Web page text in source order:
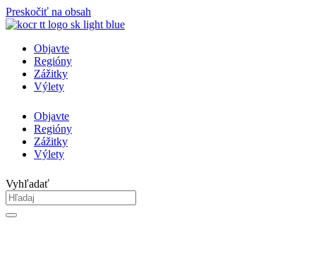
Preskočiť na obsah
Objavte
Regióny
Zážitky
Výlety
Objavte
Regióny
Zážitky
Výlety
Vyhľadať